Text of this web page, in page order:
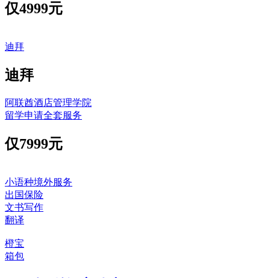
仅4999元
迪拜
迪拜
阿联酋酒店管理学院
留学申请全套服务
仅7999元
小语种境外服务
出国保险
文书写作
翻译
橙宝
箱包